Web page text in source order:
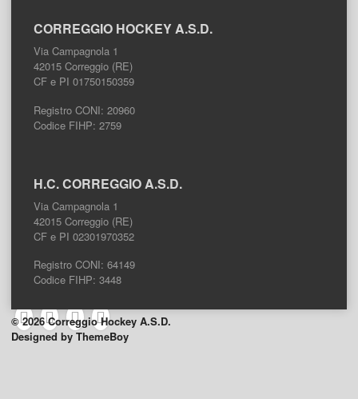
CORREGGIO HOCKEY A.S.D.
Via Campagnola 1
42015 Correggio (RE)
CF e PI 01750150359
Registro CONI: 20960
Codice FIHP: 2759
H.C. CORREGGIO A.S.D.
Via Campagnola 1
42015 Correggio (RE)
CF e PI 02301970352
Registro CONI: 64149
Codice FIHP: 3448
© 2026 Correggio Hockey A.S.D.
Designed by ThemeBoy